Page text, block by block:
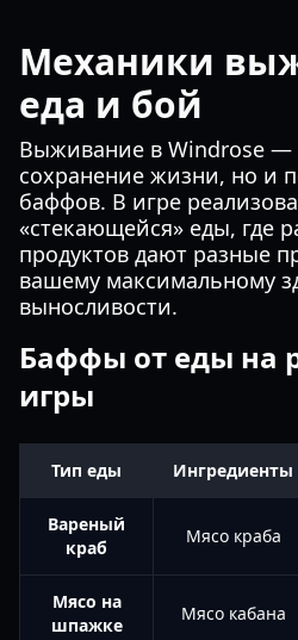
Механики
еда и бой
Выживание в Windrose —
сохранение жизни, но и
баффов. В игре
«стекающейся» еды, где
продуктов дают разные
вашему максимальному
выносливости.
Баффы от еды на
игры
Тип еды Ингредиенты
Вареный
краб
Мясо краба
Мясо на
шпажке
Мясо кабана